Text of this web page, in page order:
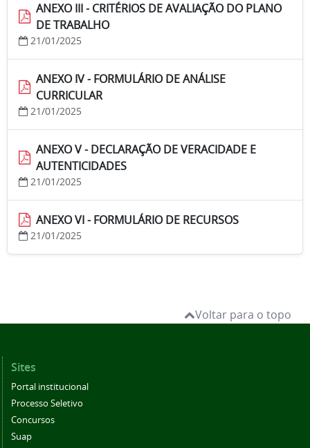
ANEXO III - CRITÉRIOS DE AVALIAÇÃO DO PLANO
DE TRABALHO
21/01/2025
ANEXO IV - FORMULÁRIO DE ANÁLISE
CURRICULAR
21/01/2025
ANEXO V - DECLARAÇÃO DE VERACIDADE E
AUTENTICIDADES
21/01/2025
ANEXO VI - FORMULÁRIO DE RECURSOS
21/01/2025
Voltar para o topo
Sites
Portal institucional
Processo Seletivo
Concursos
Suap